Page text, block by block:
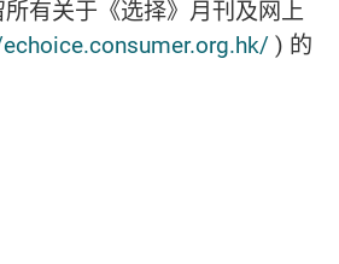
有关于《选择》月刊及网上
) 的